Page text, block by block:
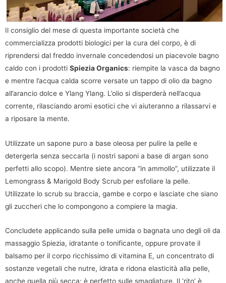
Il consiglio del mese di questa importante società che
commercializza prodotti biologici per la cura del corpo, è di
riprendersi dal freddo invernale concedendosi un piacevole bagno
caldo con i prodotti Spiezia Organics: riempite la vasca da bagno
e mentre l’acqua calda scorre versate un tappo di olio da bagno
all’arancio dolce e Ylang Ylang. L’olio si disperderà nell’acqua
corrente, rilasciando aromi esotici che vi aiuteranno a rilassarvi e
a riposare la mente.
Utilizzate un sapone puro a base oleosa per pulire la pelle e
detergerla senza seccarla (i nostri saponi a base di argan sono
perfetti allo scopo). Mentre siete ancora “in ammollo”, utilizzate il
Lemongrass & Marigold Body Scrub per esfoliare la pelle.
Utilizzate lo scrub su braccia, gambe e corpo e lasciate che siano
gli zuccheri che lo compongono a compiere la magia.
Concludete applicando sulla pelle umida o bagnata uno degli oli da
massaggio Spiezia, idratante o tonificante, oppure provate il
balsamo per il corpo ricchissimo di vitamina E, un concentrato di
sostanze vegetali che nutre, idrata e ridona elasticità alla pelle,
anche quella più secca; è perfetto sulle smagliature. Il ‘rito’ è